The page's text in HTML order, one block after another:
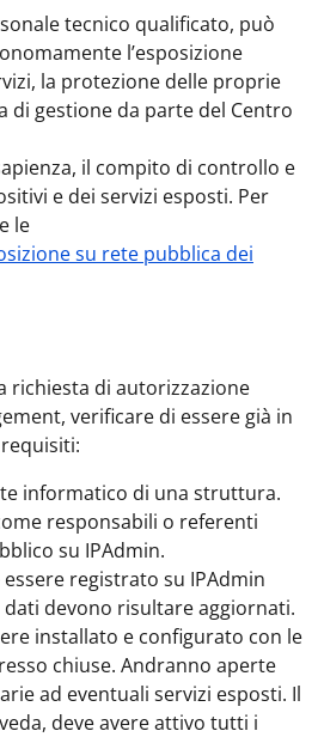
tecnico qualificato, può
l’esposizione
la protezione delle proprie
di gestione da parte del Centro
il compito di controllo e
e dei servizi esposti. Per
le
su rete pubblica dei
richiesta di autorizzazione
verificare di essere già in
informatico di una struttura.
responsabili o referenti
su IPAdmin.
essere registrato su IPAdmin
dati devono risultare aggiornati.
installato e configurato con le
chiuse. Andranno aperte
ad eventuali servizi esposti. Il
deve avere attivo tutti i